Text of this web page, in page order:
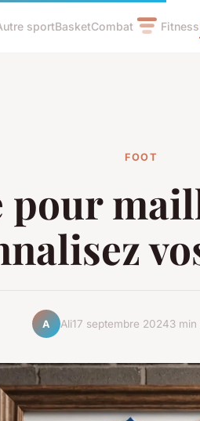
sportBasketCombat Fitness
FOOT
pour
A Ali17 septembre 20243 min